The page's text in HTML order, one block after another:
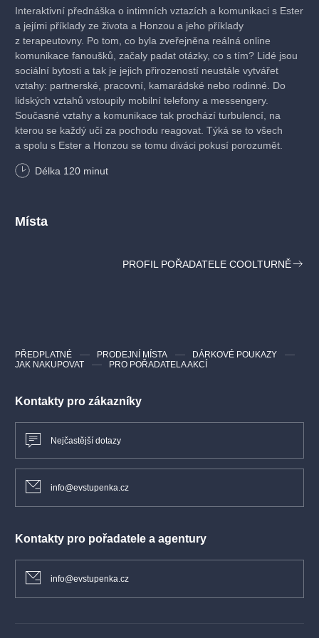
Interaktivní přednáška o intimních vztazích a komunikaci s Ester
a jejími příklady ze života a Honzou a jeho příklady
z terapeutovny. Po tom, co byla zveřejněna reálná online
komunikace fanoušků, začaly padat otázky, co s tím? Lidé jsou
sociální bytosti a tak je jejich přirozeností neustále vytvářet
vztahy: partnerské, pracovní, kamarádské nebo rodinné. Do
lidských vztahů vstoupily mobilní telefony a messengery.
Současné vztahy a komunikace tak prochází turbulencí, na
kterou se každý učí za pochodu reagovat. Týká se to všech
a spolu s Ester a Honzou se tomu diváci pokusí porozumět.
Délka 120 minut
Místa
PROFIL POŘADATELE COOLTURNĚ
Kontakty pro zákazníky
Nejčastější dotazy
info@evstupenka.cz
Kontakty pro pořadatele a agentury
info@evstupenka.cz
PŘEDPLATNÉ PRODEJNÍ MÍSTA
DÁRKOVÉ POUKAZY
JAK NAKUPOVAT
PRO POŘADATELA AKCÍ